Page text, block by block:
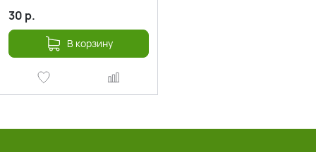
30 р.
В корзину